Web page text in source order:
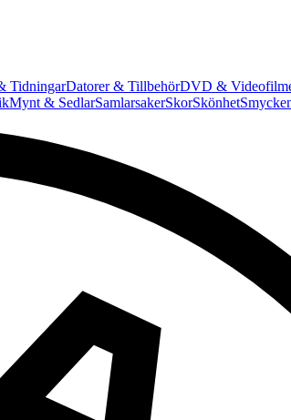
TidningarDatorer & TillbehörDVD &
Mynt & SedlarSamlarsakerSkorSkönhet